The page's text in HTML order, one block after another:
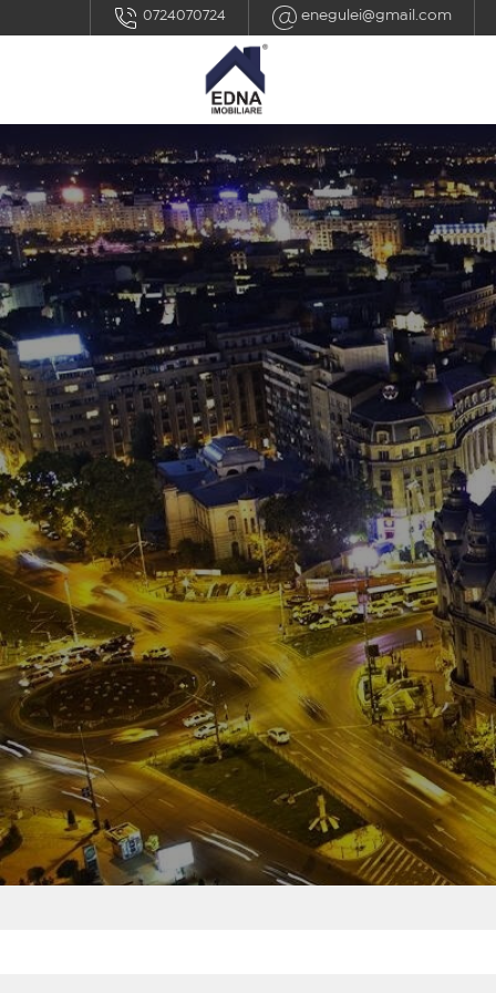
0724070724 enegulei@gmail.com